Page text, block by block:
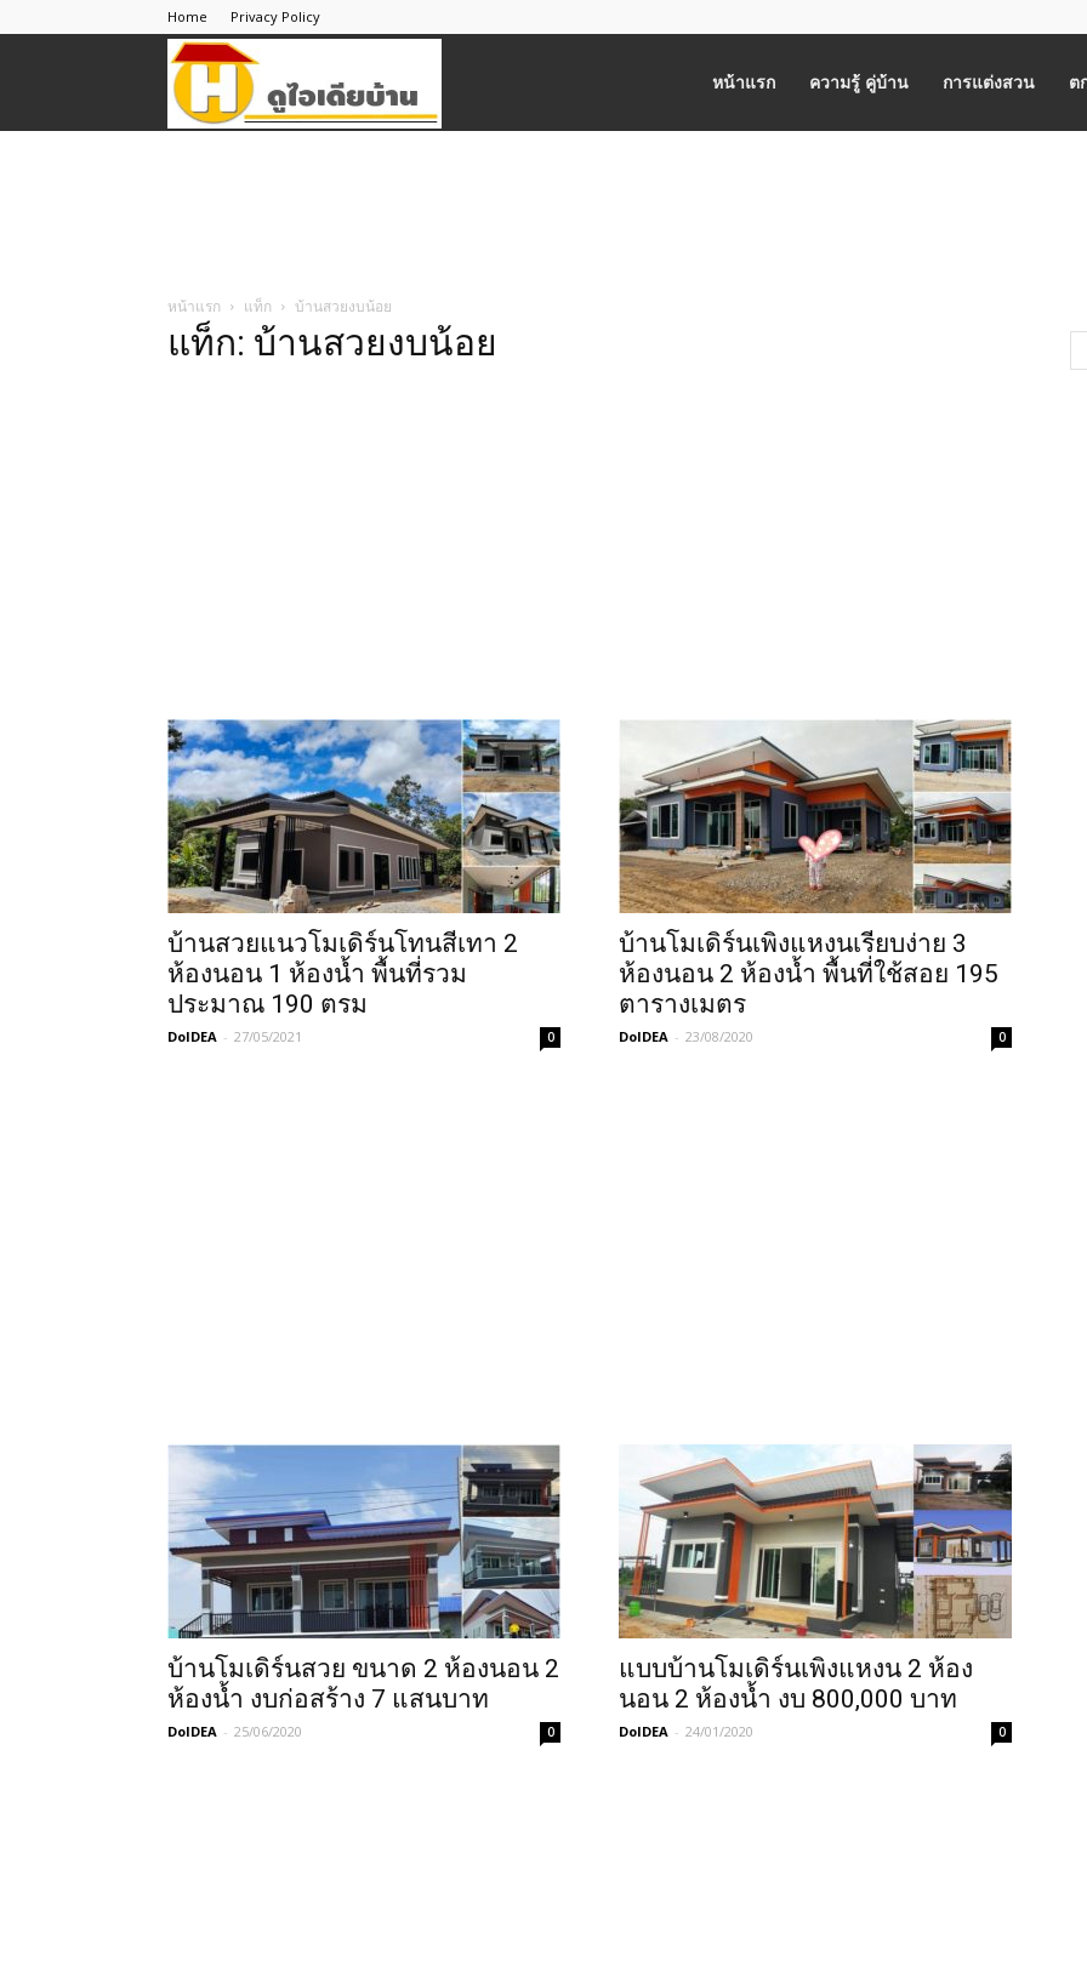
Home Privacy Policy
หน้าแรก ความรู้ คู่บ้าน การแต่งสวน ต
หน้าแรก แท็ก บ้านสวยงบน้อย
แท็ก: บ้านสวยงบน้อย
บ้านสวยแนวโมเดิร์นโทนสีเทา 2
ห้องนอน 1 ห้องน้ำ พื้นที่รวม
ประมาณ 190 ตรม
DoIDEA - 27/05/2021 0
บ้านโมเดิร์นเพิงแหงนเรียบง่าย 3
ห้องนอน 2 ห้องน้ำ พื้นที่ใช้สอย 195
ตารางเมตร
DoIDEA - 23/08/2020 0
บ้านโมเดิร์นสวย ขนาด 2 ห้องนอน 2
ห้องน้ำ งบก่อสร้าง 7 แสนบาท
DoIDEA - 25/06/2020 0
แบบบ้านโมเดิร์นเพิงแหงน 2 ห้อง
นอน 2 ห้องน้ำ งบ 800,000 บาท
DoIDEA - 24/01/2020 0